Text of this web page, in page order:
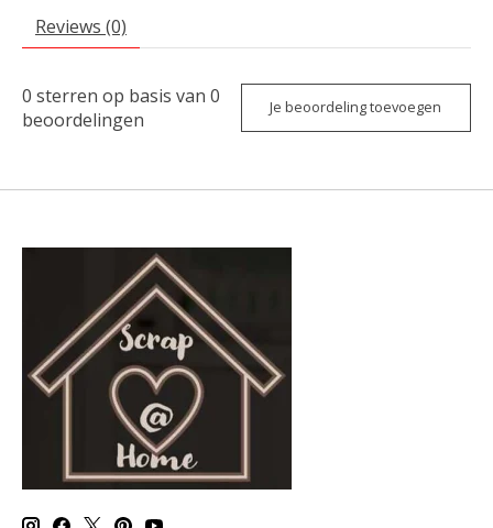
Reviews (0)
0 sterren op basis van 0
beoordelingen
Je beoordeling toevoegen